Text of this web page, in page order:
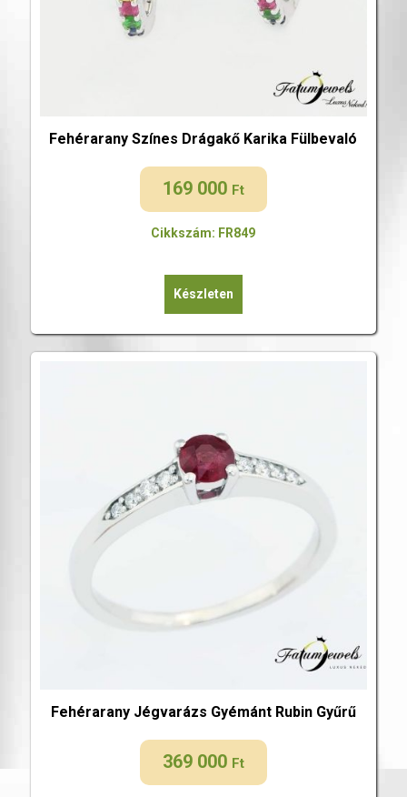
Fehérarany Színes Drágakő Karika Fülbevaló
169 000 Ft
Cikkszám: FR849
Készleten
Fehérarany Jégvarázs Gyémánt Rubin Gyűrű
369 000 Ft